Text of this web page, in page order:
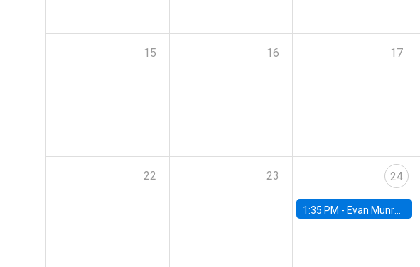
15 16 17
22 23 24
1:35 PM - Evan Munro, Neyman Visiting Assistant Professor in the Department of Statistics at UC Berkeley